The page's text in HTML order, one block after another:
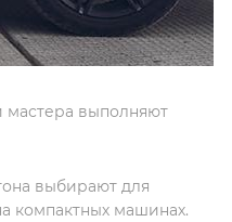
выполняют
выбирают для
компактных машинах.